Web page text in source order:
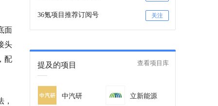
面
头
配
36氪项目推荐订阅号 关注
提及的项目 查看项目库
中汽研 立新能源